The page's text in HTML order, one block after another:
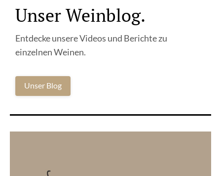
Unser Weinblog.
Entdecke unsere Videos und Berichte zu
einzelnen Weinen.
Unser Blog